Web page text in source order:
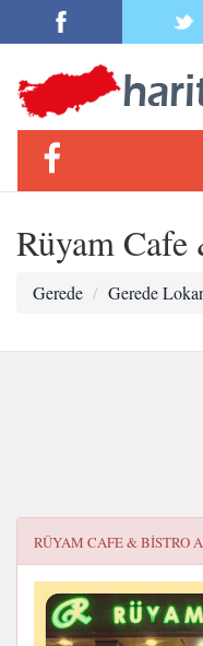
Rüyam
Gerede Gerede
RÜYAM CAFE & BISTRO